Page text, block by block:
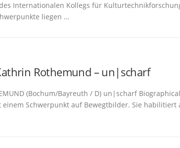
Internationalen Kollegs für
liegen …
Rothemund – un|scharf
(Bochum/Bayreuth / D) un|scharf
Schwerpunkt auf Bewegtbilder. Sie